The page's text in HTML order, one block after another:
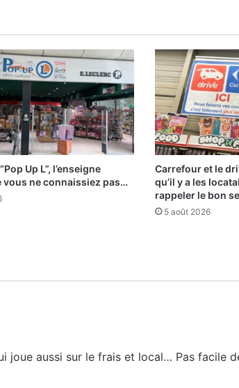
Up L”, l’enseigne
vous ne connaissiez pas…
Carrefour et le
qu’il y a les
rappeler le bon
5 août 2026
joue aussi sur le frais et local… Pas facile